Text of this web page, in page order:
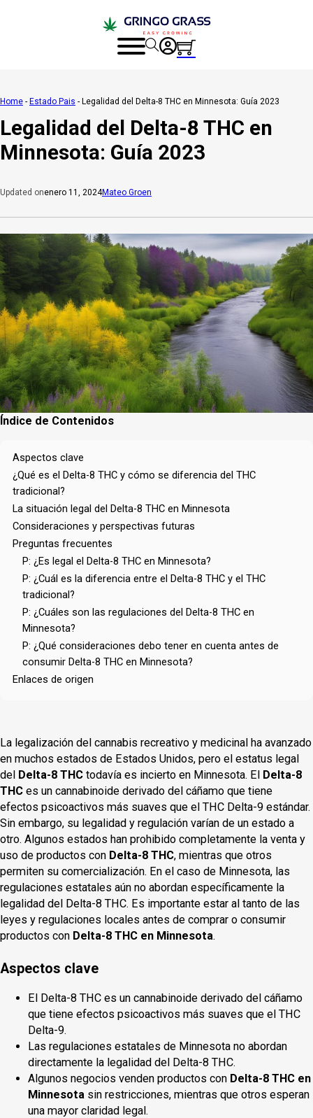
Home - Estado Pais - Legalidad del Delta-8 THC en Minnesota: Guía 2023
Legalidad del Delta-8 THC en
Minnesota: Guía 2023
Updated onenero 11, 2024Mateo Groen
Índice de Contenidos
Aspectos clave
¿Qué es el Delta-8 THC y cómo se diferencia del THC
tradicional?
La situación legal del Delta-8 THC en Minnesota
Consideraciones y perspectivas futuras
Preguntas frecuentes
P: ¿Es legal el Delta-8 THC en Minnesota?
P: ¿Cuál es la diferencia entre el Delta-8 THC y el THC
tradicional?
P: ¿Cuáles son las regulaciones del Delta-8 THC en
Minnesota?
P: ¿Qué consideraciones debo tener en cuenta antes de
consumir Delta-8 THC en Minnesota?
Enlaces de origen
La legalización del cannabis recreativo y medicinal ha avanzado
en muchos estados de Estados Unidos, pero el estatus legal
del Delta-8 THC todavía es incierto en Minnesota. El Delta-8
THC es un cannabinoide derivado del cáñamo que tiene
efectos psicoactivos más suaves que el THC Delta-9 estándar.
Sin embargo, su legalidad y regulación varían de un estado a
otro. Algunos estados han prohibido completamente la venta y
uso de productos con Delta-8 THC, mientras que otros
permiten su comercialización. En el caso de Minnesota, las
regulaciones estatales aún no abordan específicamente la
legalidad del Delta-8 THC. Es importante estar al tanto de las
leyes y regulaciones locales antes de comprar o consumir
productos con Delta-8 THC en Minnesota.
Aspectos clave
El Delta-8 THC es un cannabinoide derivado del cáñamo
que tiene efectos psicoactivos más suaves que el THC
Delta-9.
Las regulaciones estatales de Minnesota no abordan
directamente la legalidad del Delta-8 THC.
Algunos negocios venden productos con Delta-8 THC en
Minnesota sin restricciones, mientras que otros esperan
una mayor claridad legal.